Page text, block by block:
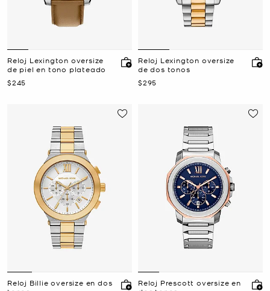
Reloj Lexington oversize
de piel en tono plateado
Ahora
$245
Reloj Lexington oversize
de dos tonos
Ahora
$295
Reloj Billie oversize en dos
Reloj Prescott oversize en